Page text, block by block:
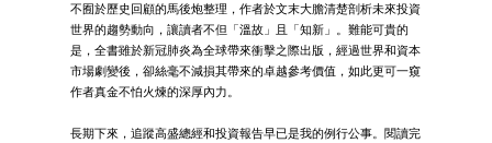
不囿於歷史回顧的馬後炮整理，作者於文末大膽清楚剖析未來投資
世界的趨勢動向，讓讀者不但「溫故」且「知新」。難能可貴的
是，全書雖於新冠肺炎為全球帶來衝擊之際出版，經過世界和資本
市場劇變後，卻絲毫不減損其帶來的卓越參考價值，如此更可一窺
作者真金不怕火煉的深厚內力。
長期下來，追蹤高盛總經和投資報告早已是我的例行公事。閱讀完